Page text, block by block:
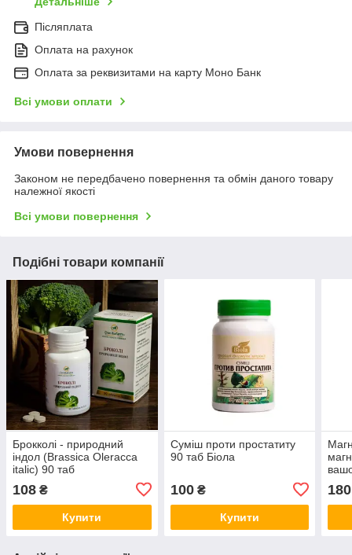
Післяплата
Оплата на рахунок
Оплата за реквизитами на карту Моно Банк
Всі умови оплати
Умови повернення
Законом не передбачено повернення та обмін даного товару
належної якості
Всі умови повернення
Подібні товари компанії
Брокколі - природний
індол (Brassica Oleracca
italic) 90 таб
108 ₴
Купити
Суміш проти простатиту
90 таб Біола
100₴
Купити
180